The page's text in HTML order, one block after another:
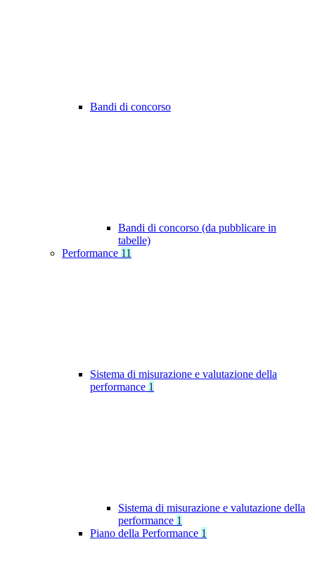
Bandi di concorso
Bandi di concorso (da pubblicare in
tabelle)
Performance 11
Sistema di misurazione e valutazione della
performance 1
Sistema di misurazione e valutazione della
performance 1
Piano della Performance 1